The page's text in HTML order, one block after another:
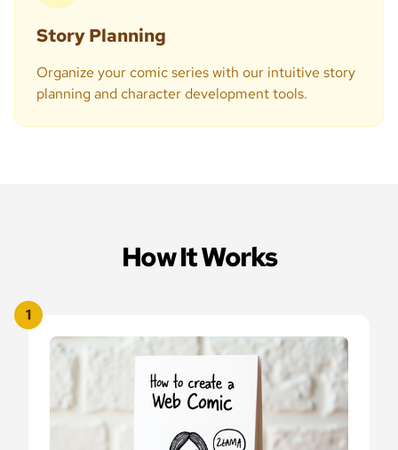
Story Planning
Organize your comic series with our intuitive story
planning and character development tools.
How It Works
1